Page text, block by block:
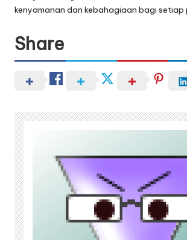
kenyamanan dan kebahagiaan bagi setiap
Share